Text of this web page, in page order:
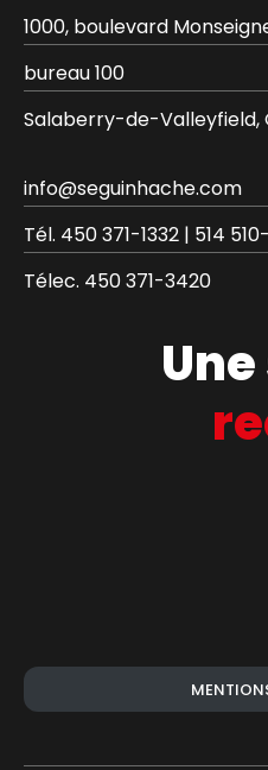
1000, boulevard
bureau 100
Salaberry-de-Valleyfield,
info@seguinhache.com
Tél. 450 371-1332 | 514
Télec. 450 371-3420